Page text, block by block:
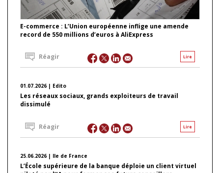
E-commerce : L’Union européenne inflige une amende
record de 550 millions d’euros à AliExpress
Lire
Réagir
01.07.2026 | Edito
Les réseaux sociaux, grands exploiteurs de travail
dissimulé
Lire
Réagir
25.06.2026 | Ile de France
L’École supérieure de la banque déploie un client virtuel